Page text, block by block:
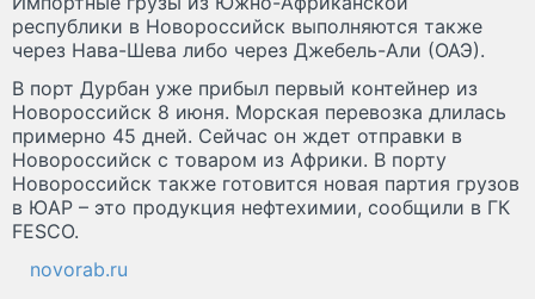
республики в Новороссийск выполняются также
через Нава-Шева либо через Джебель-Али (ОАЭ).
В порт Дурбан уже прибыл первый контейнер из
Новороссийск 8 июня. Морская перевозка длилась
примерно 45 дней. Сейчас он ждет отправки в
Новороссийск с товаром из Африки. В порту
Новороссийск также готовится новая партия грузов
в ЮАР – это продукция нефтехимии, сообщили в ГК
FESCO.
novorab.ru